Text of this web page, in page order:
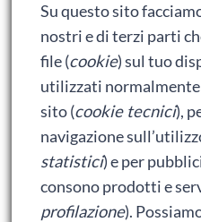
Ralph spacca Internet:
Bumblebee: un buon film
Meta
Accedi
Feed dei contenuti
Su questo sito
nostri e di terzi parti
file (cookie) sul tuo
utilizzati
sito (cookie tecnici),
navigazione
statistici) e per
consono prodotti e
profilazione).